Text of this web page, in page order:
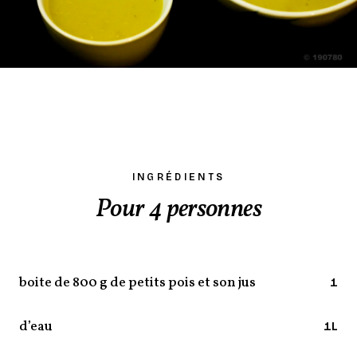
INGRÉDIENTS
Pour 4 personnes
boite de 800 g de petits pois et son jus 1
d’eau 1L